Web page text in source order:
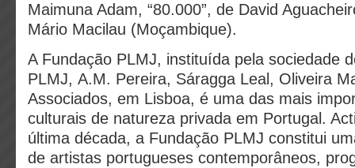
Maimuna Adam, “80.000”, de David
Mário Macilau (Moçambique).
A Fundação PLMJ, instituída pela sociedade
PLMJ, A.M. Pereira, Sáragga Leal, Oliveira
Associados, em Lisboa, é uma das mais
culturais de natureza privada em Portugal.
última década, a Fundação PLMJ constitui
de artistas portugueses contemporâneos,